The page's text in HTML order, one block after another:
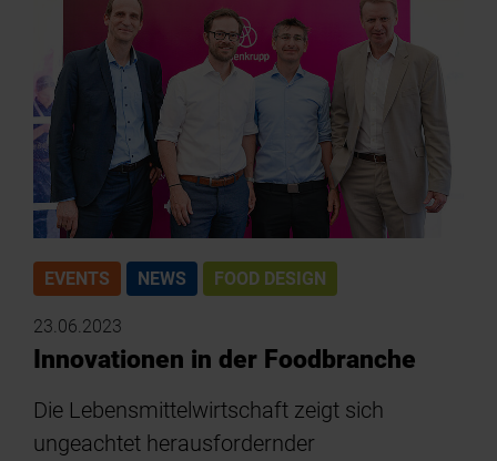
EVENTS NEWS FOOD DESIGN
23.06.2023
Innovationen in der Foodbranche
Die Lebensmittelwirtschaft zeigt sich
ungeachtet herausfordernder